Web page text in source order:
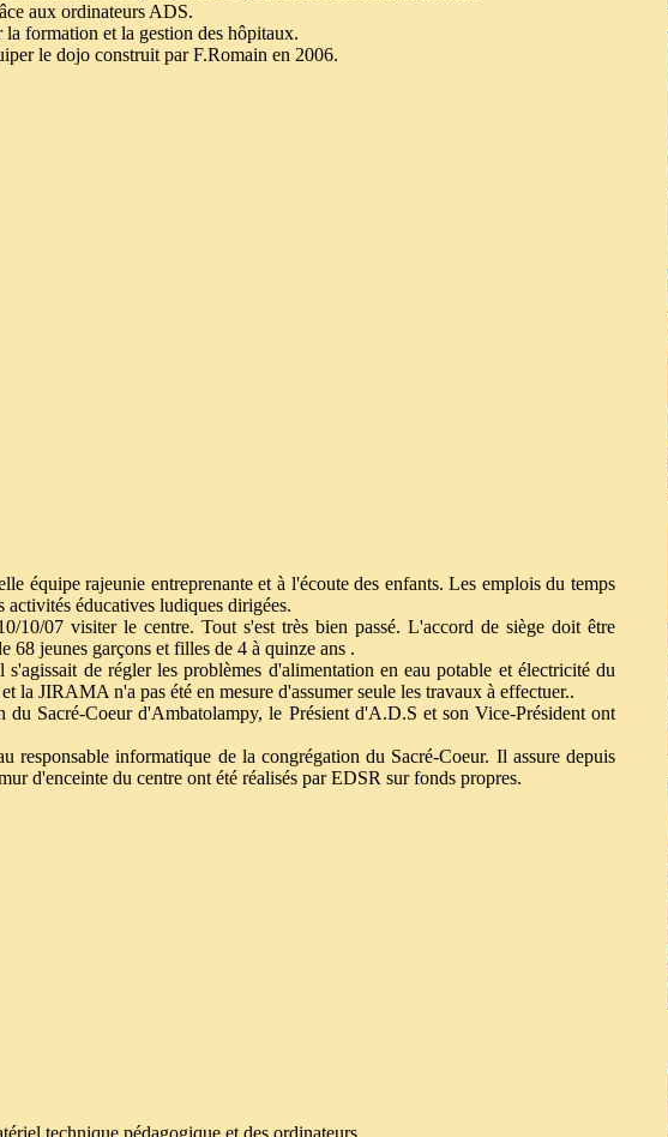
aux ordinateurs ADS.
formation et la gestion des hôpitaux.
le dojo construit par F.Romain en 2006.
équipe rajeunie entreprenante et à l'écoute des enfants. Les emplois du temps
activités éducatives ludiques dirigées.
07 visiter le centre. Tout s'est très bien passé. L'accord de siège doit être
68 jeunes garçons et filles de 4 à quinze ans .
de régler les problèmes d'alimentation en eau potable et électricité du
la JIRAMA n'a pas été en mesure d'assumer seule les travaux à effectuer..
Sacré-Coeur d'Ambatolampy, le Présient d'A.D.S et son Vice-Président ont
informatique de la congrégation du Sacré-Coeur. Il assure depuis
d'enceinte du centre ont été réalisés par EDSR sur fonds propres.
technique pédagogique et des ordinateurs.